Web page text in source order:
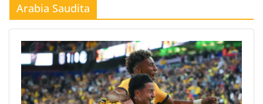
Arabia Saudita